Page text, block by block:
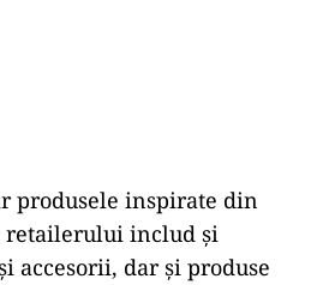
produsele inspirate din
retailerului includ și
accesorii, dar și produse